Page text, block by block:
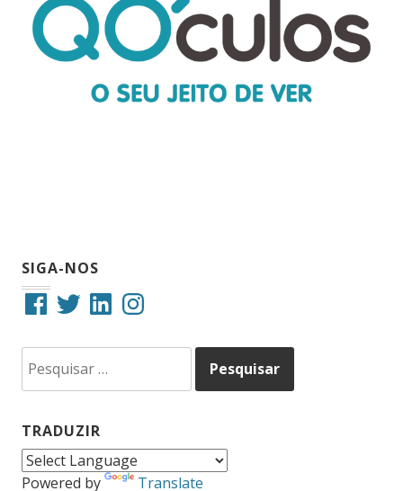
SIGA-NOS
FacebookTwitterLinkedInInstagram
por:
TRADUZIR
Powered by Translate